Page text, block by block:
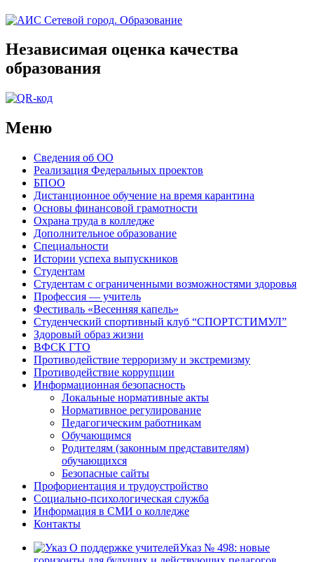
Независимая оценка качества
образования
Меню
Сведения об ОО
Реализация Федеральных проектов
БПОО
Дистанционное обучение на время карантина
Основы финансовой грамотности
Охрана труда в колледже
Дополнительное образование
Специальности
Истории успеха выпускников
Студентам
Студентам с ограниченными возможностями здоровья
Профессия — учитель
Фестиваль «Весенняя капель»
Студенческий спортивный клуб “СПОРТСТИМУЛ”
Здоровый образ жизни
ВФСК ГТО
Противодействие терроризму и экстремизму
Противодействие коррупции
Информационная безопасность
Локальные нормативные акты
Нормативное регулирование
Педагогическим работникам
Обучающимся
Родителям (законным представителям)
обучающихся
Безопасные сайты
Профориентация и трудоустройство
Социально-психологическая служба
Информация в СМИ о колледже
Контакты
Указ № 498: новые